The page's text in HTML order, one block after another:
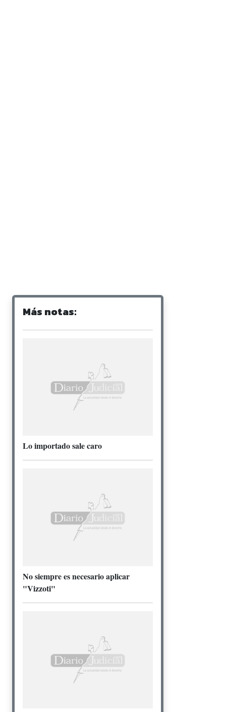
Más notas:
Lo importado sale caro
No siempre es necesario aplicar
"Vizzoti"